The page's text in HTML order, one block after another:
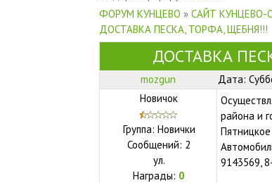
ФОРУМ КУНЦЕВО » САЙТ КУНЦЕВО-
ДОСТАВКА ПЕСКА, ТОРФА, ЩЕБНЯ!!!
ДОСТАВКА
mozgun Дата:
Новичок
Группа: Новички
Сообщений: 2
ул.
Награды: 0
района и
9143569,